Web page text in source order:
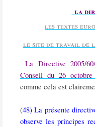
la
les textes
le site de travail de
La Directive 2005/
Conseil du 26 octobre
comme cela est
(48) La présente
observe les principes